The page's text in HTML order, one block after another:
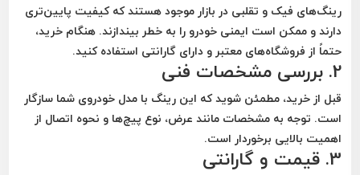
رینگ‌های فیک و تقلبی در بازار موجود هستند که کیفیت پایین‌تری
دارند و ممکن است ایمنی خودرو را به خطر بیندازند. هنگام خرید،
حتماً از فروشگاه‌های معتبر و دارای گارانتی استفاده کنید.
2. بررسی مشخصات فنی
قبل از خرید، مطمئن شوید که این رینگ با مدل خودروی شما سازگار
است. توجه به مشخصات مانند عرض، نوع پیچ‌ها و نحوه اتصال از
اهمیت بالایی برخوردار است.
3. قیمت و گارانتی